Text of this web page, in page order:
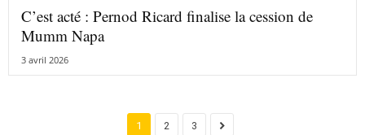
C’est acté : Pernod Ricard finalise la cession de
Mumm Napa
3 avril 2026
1 2 3